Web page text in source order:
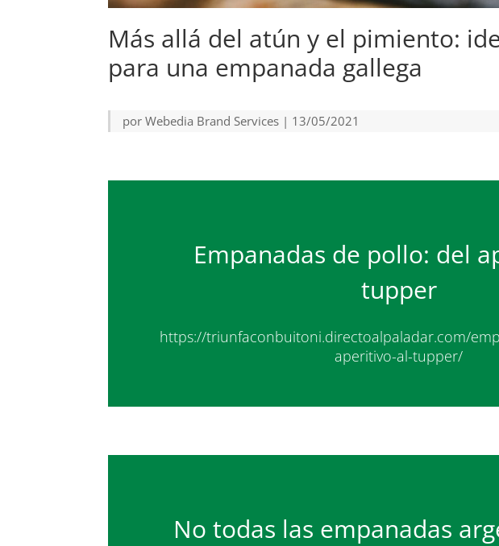
Más allá del atún y el pimiento:
para una empanada gallega
porWebedia Brand Services | 13/05/2021
Empanadas de pollo: del
tupper
https://triunfaconbuitoni.directoalpaladar.com/
aperitivo-al-tupper/
No todas las empanadas